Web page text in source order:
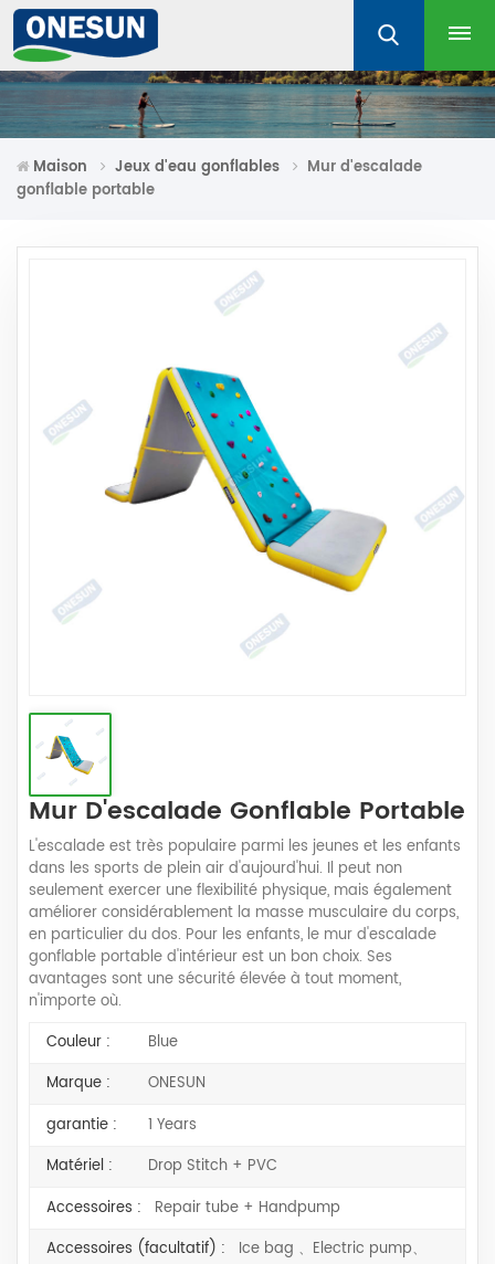
Maison Jeux d'eau gonflables
Mur d'escalade
gonflable portable
Mur D'escalade Gonflable Portable
L'escalade est très populaire parmi les jeunes et les enfants
dans les sports de plein air d'aujourd'hui. Il peut non
seulement exercer une flexibilité physique, mais également
améliorer considérablement la masse musculaire du corps,
en particulier du dos. Pour les enfants, le mur d'escalade
gonflable portable d'intérieur est un bon choix. Ses
avantages sont une sécurité élevée à tout moment,
n'importe où.
Couleur :
Blue
Marque :
ONESUN
garantie :
1 Years
Matériel :
Drop Stitch + PVC
Accessoires :
Repair tube + Handpump
Accessoires (facultatif) :
Ice bag 、Electric pump、